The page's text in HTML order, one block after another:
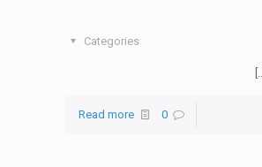
Categories
0
Read more